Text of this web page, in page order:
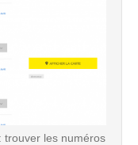
trouver les numéros